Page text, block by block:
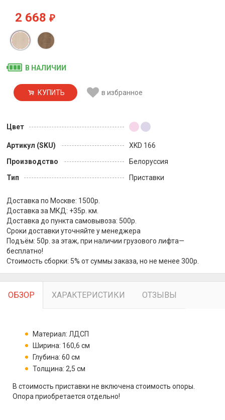
2 668 ₽
В НАЛИЧИИ
КУПИТЬ в избранное
Цвет
Артикул (SKU)
XKD 166
Производство
Белоруссия
Тип
Приставки
Доставка по Москве: 1500р.
Доставка за МКД: +35р. км.
Доставка до пункта самовывоза: 500р.
Сроки доставки уточняйте у менеджера
Подъём: 50р. за этаж, при наличии грузового лифта—
бесплатно!
Стоимость сборки: 5% от суммы заказа, но не менее 300р.
ОБЗОР ХАРАКТЕРИСТИКИ ОТЗЫВЫ
Материал: ЛДСП
Ширина: 160,6 см
Глубина: 60 см
Толщина: 2,5 см
В стоимость приставки не включена стоимость опоры.
Опора приобретается отдельно!